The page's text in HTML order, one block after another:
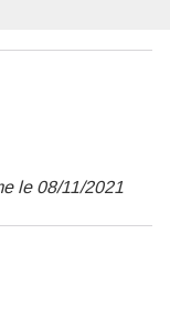
le 08/11/2021